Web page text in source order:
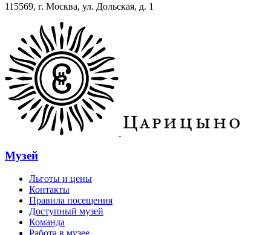
115569, г. Москва, ул. Дольская, д. 1
Музей
Льготы и цены
Контакты
Правила посещения
Доступный музей
Команда